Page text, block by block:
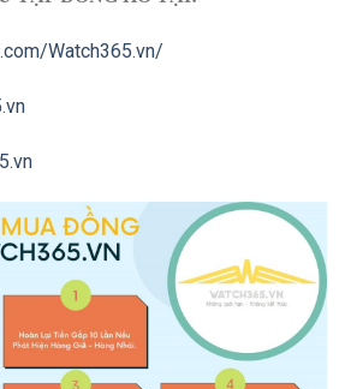
Watch365.vn/